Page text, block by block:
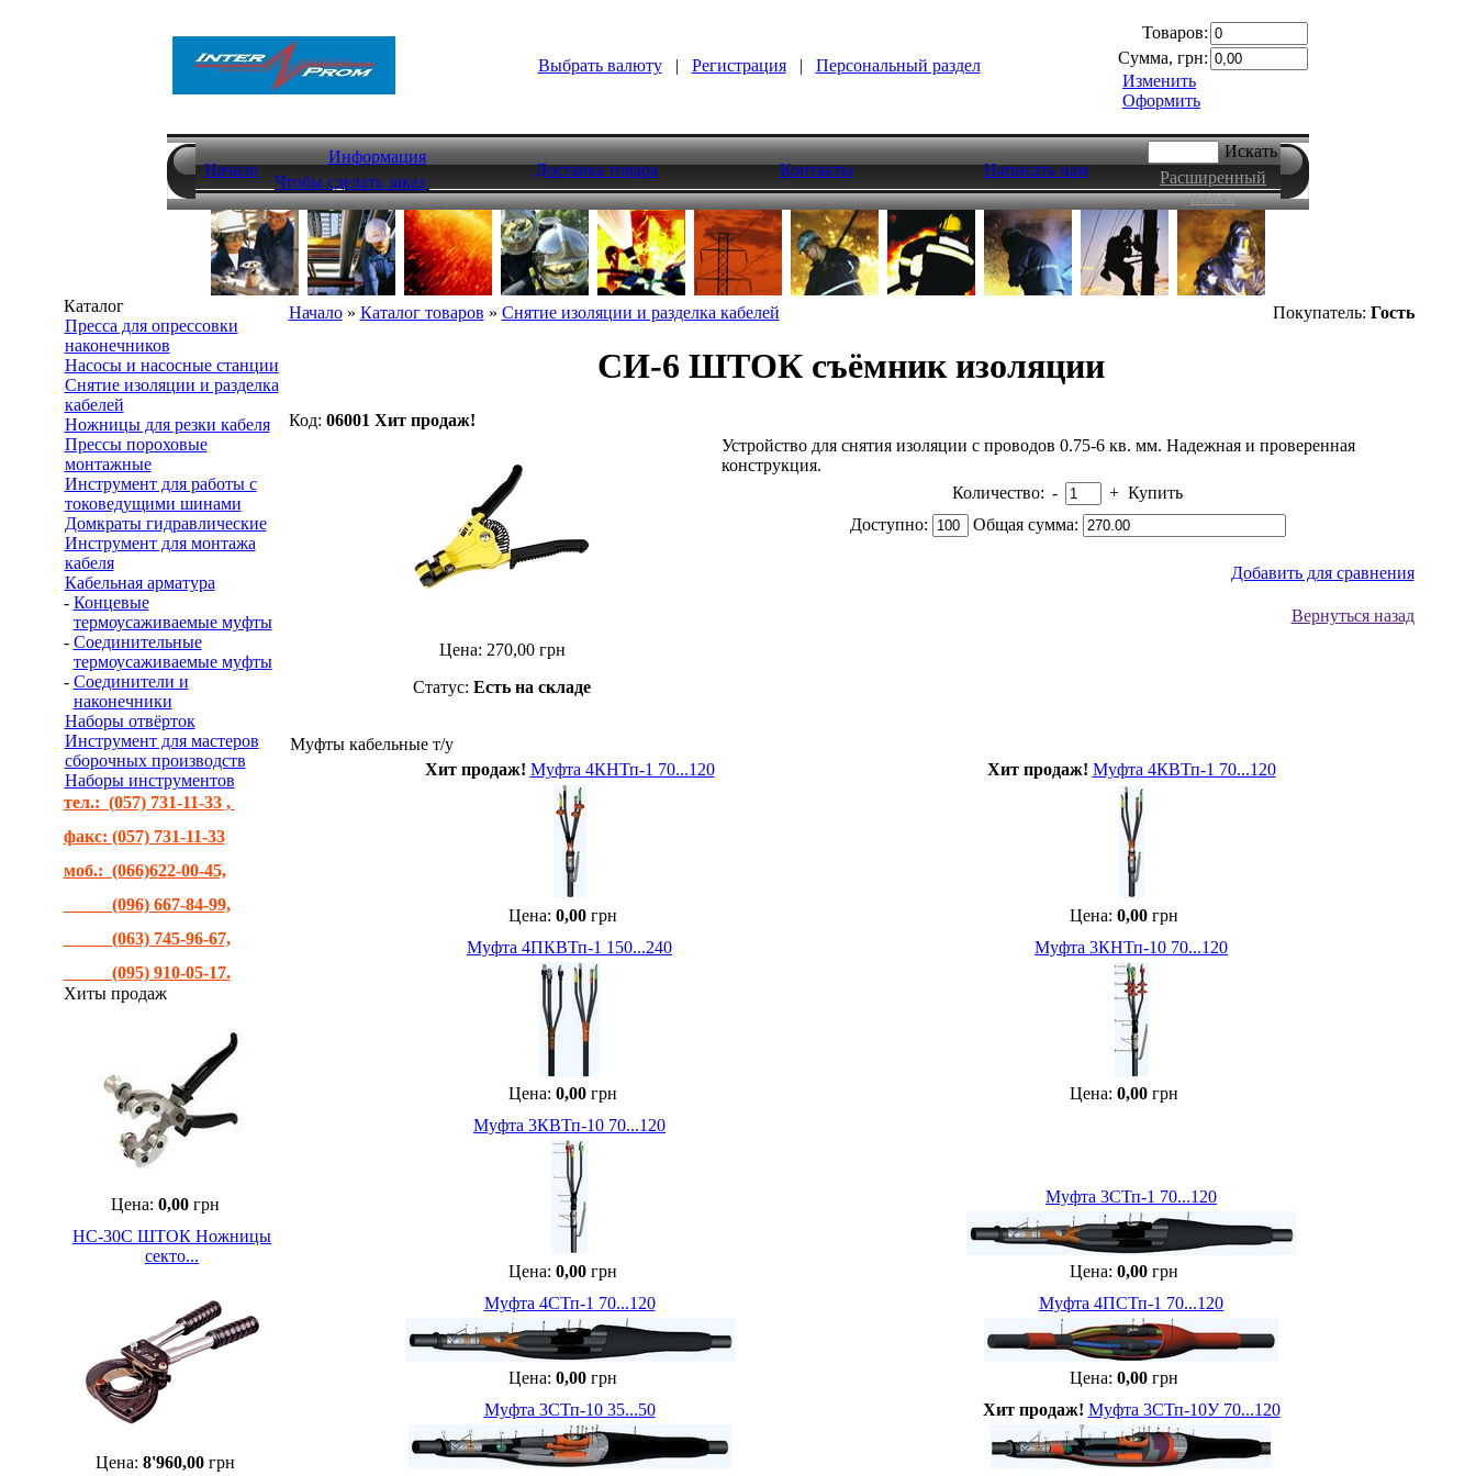
Выбрать валюту| Регистрация| Персональный раздел
Товаров:
Сумма, грн:
Изменить
Оформить
Начало
Информация
Чтобы сделать заказ
Доставка товара Контакты Написать нам
Искать
Расширенный
поиск
Каталог
Пресса для опрессовки
наконечников
Насосы и насосные станции
Снятие изоляции и разделка
кабелей
Ножницы для резки кабеля
Прессы пороховые
монтажные
Инструмент для работы с
токоведущими шинами
Домкраты гидравлические
Инструмент для монтажа
кабеля
Кабельная арматура
- Концевые
термоусаживаемые муфты
- Соединительные
термоусаживаемые муфты
- Соединители и
наконечники
Наборы отвёрток
Инструмент для мастеров
сборочных производств
Наборы инструментов
тел.: (057) 731-11-33 ,
факс: (057) 731-11-33
моб.: (066)622-00-45,
(096) 667-84-99,
(063) 745-96-67,
(095) 910-05-17.
Хиты продаж
Цена: 0,00грн
НС-30С ШТОК Ножницы
секто...
Цена: 8'960,00грн
Начало» Каталог товаров » Снятие изоляции и разделка кабелей Покупатель: Гость
СИ-6 ШТОК съёмник изоляции
Код: 06001 Хит продаж!
Цена: 270,00грн
Статус: Есть на складе
Устройство для снятия изоляции с проводов 0.75-6 кв. мм. Надежная и проверенная
конструкция.
Количество: - + Купить
Доступно:
Общая сумма:
Добавить для сравнения
Вернуться назад
Муфты кабельные т/у
Хит продаж! Муфта 4КНТп-1 70...120
Цена: 0,00грн
Хит продаж! Муфта 4КВТп-1 70...120
Цена: 0,00 грн
Муфта 4ПКВТп-1 150...240
Цена: 0,00грн
Муфта 3КНТп-10 70...120
Цена: 0,00 грн
Муфта 3КВТп-10 70...120
Цена: 0,00грн
Муфта 3СТп-1 70...120
Цена: 0,00 грн
Муфта 4СТп-1 70...120
Цена: 0,00грн
Муфта 4ПСТп-1 70...120
Цена: 0,00 грн
Муфта 3СТп-10 35...50
Хит продаж! Муфта 3СТп-10У 70...120